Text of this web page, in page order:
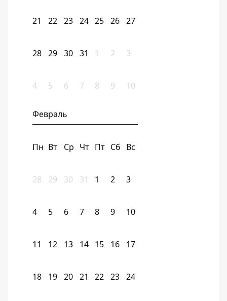
21 22 23 24 25 26 27
28 29 30 31 1 2 3
4 5 6 7 8 9 10
Февраль
Пн Вт Ср Чт Пт Сб Вс
28 29 30 31 1 2 3
4 5 6 7 8 9 10
11 12 13 14 15 16 17
18 19 20 21 22 23 24